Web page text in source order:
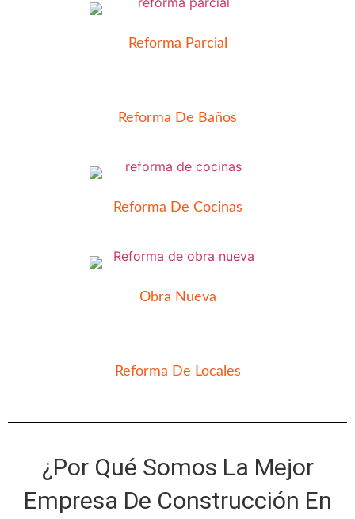
Reforma Parcial
Reforma De Baños
Reforma De Cocinas
Obra Nueva
Reforma De Locales
¿Por Qué Somos La Mejor
Empresa De Construcción En